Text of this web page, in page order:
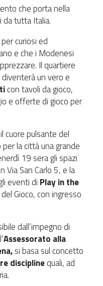
che porta nella
tutta Italia.
curiosi ed
e che i Modenesi
Il quartiere
diventerà un vero e
con tavoli da gioco,
e offerte di gioco per
cuore pulsante del
la città una grande
19 sera gli spazi
Via San Carlo 5, e la
eventi di Play in the
Gioco, con ingresso
dall’impegno di
Assessorato alla
si basa sul concetto
disciplinequali, ad